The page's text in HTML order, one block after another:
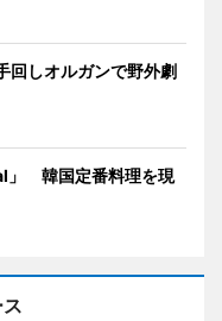
しオルガンで野外劇
」 韓国定番料理を現